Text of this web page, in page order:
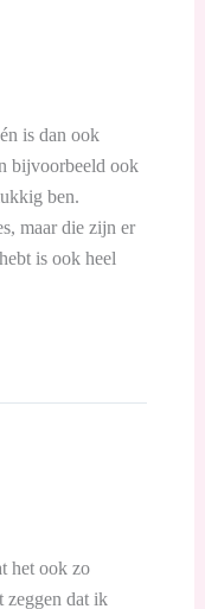
is dan ook
bijvoorbeeld ook
ben.
maar die zijn er
is ook heel
het ook zo
zeggen dat ik